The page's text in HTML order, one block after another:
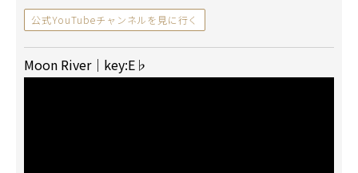
公式YouTubeチャンネルを見に行く
Moon River｜key:E♭